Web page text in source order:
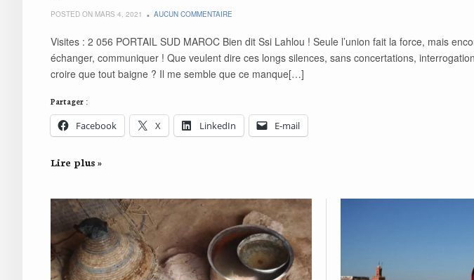
POSTED ON MARS 4, 2021 AUCUN COMMENTAIRE
Visites : 2 056 PORTAIL SUD MAROC Bien dit Ssi Lahlou ! Seule l’union fait la force, mais
échanger, communiquer ! Que veulent dire ces longs silences, sans concertations,
croire que tout baigne ? Il me semble que ce manque[…]
Partager :
Facebook X LinkedIn E-mail
Lire plus »